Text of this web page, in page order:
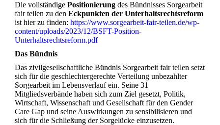
Die vollständige Positionierung des Bündnisses Sorgearbeit
fair teilen zu den Eckpunkten der Unterhaltsrechtsreform
ist hier zu finden: https://www.sorgearbeit-fair-teilen.de/wp-
content/uploads/2023/12/BSFT-Position-
Unterhaltsrechtsreform.pdf
Das Bündnis
Das zivilgesellschaftliche Bündnis Sorgearbeit fair teilen setzt
sich für die geschlechtergerechte Verteilung unbezahlter
Sorgearbeit im Lebensverlauf ein. Seine 31
Mitgliedsverbände haben sich zum Ziel gesetzt, Politik,
Wirtschaft, Wissenschaft und Gesellschaft für den Gender
Care Gap und seine Auswirkungen zu sensibilisieren und
sich für die Schließung der Sorgelücke einzusetzen.